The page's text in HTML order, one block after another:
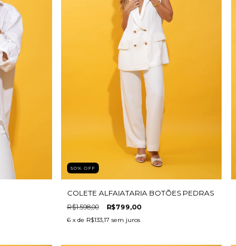
50% OFF
COLETE ALFAIATARIA BOTÕES PEDRAS
R$1.598,00 R$799,00
6 x de R$133,17 sem juros